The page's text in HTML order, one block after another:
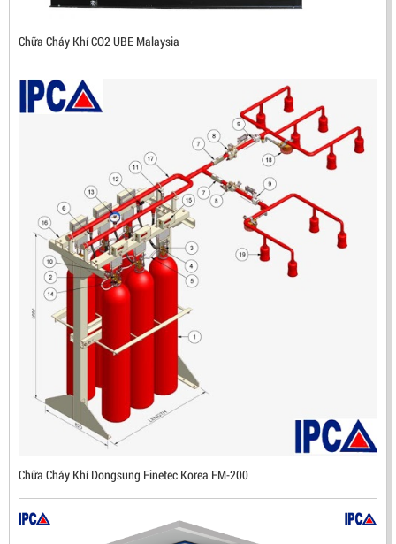
ĐẦU BÁO LỬA CHỐNG NỔ IR3- DX500 (MEKASENTRON
KOREA)
LIÊN HỆ
Mã sản phẩm: DX500
Chữa Cháy Khí CO2 UBE Malaysia
Chữa Cháy Khí Dongsung Finetec Korea FM-200